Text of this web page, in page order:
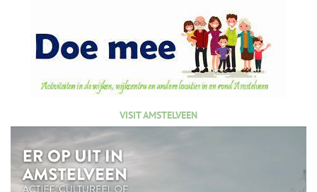
VISIT AMSTELVEEN